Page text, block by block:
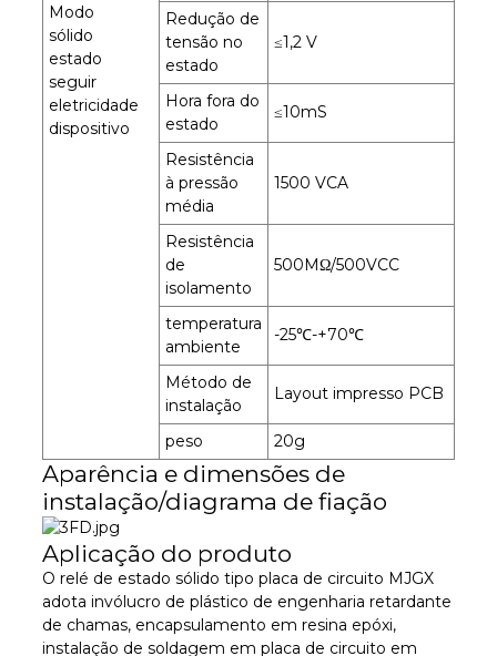
Modo
sólido
estado
seguir
eletricidade
dispositivo
Redução de
tensão no
estado
≤1,2 V
Hora fora do
estado
≤10mS
Resistência
à pressão
média
1500 VCA
Resistência
de
isolamento
500MΩ/500VCC
temperatura
ambiente
-25℃-+70℃
Método de
instalação
Layout impresso PCB
peso 20g
Aparência e dimensões de
instalação/diagrama de fiação
Aplicação do produto
O relé de estado sólido tipo placa de circuito MJGX
adota invólucro de plástico de engenharia retardante
de chamas, encapsulamento em resina epóxi,
instalação de soldagem em placa de circuito em